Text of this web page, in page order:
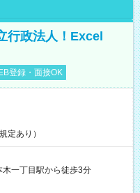
行政法人！Excel
登録・面接OK
定あり）
木一丁目駅から徒歩3分